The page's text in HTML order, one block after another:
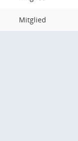
Mitglied